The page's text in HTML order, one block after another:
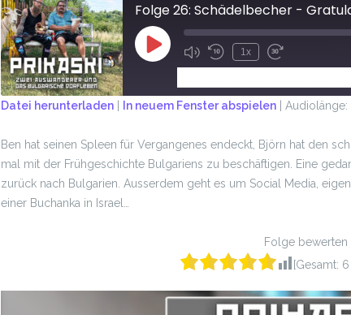
Folge 26: Schädelbecher -
1x
RSS FEED
LINK
EMBED
Datei herunterladen In neuem Fenster abspielen Audiolänge:
Ben hat seinen Spleen für Vergangenes endeckt, Björn hat den
mal mit der Frühgeschichte Bulgariens zu beschäftigen. Eine
zurück nach Bulgarien. Ausserdem geht es um Social Media,
einer Buchanka in Israel…
Folge bewerten
[Gesamt: 6